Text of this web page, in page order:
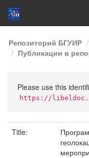
Skip
navigation
Репозиторий БГУИР
Публикации в
Please use this
https://
Title: